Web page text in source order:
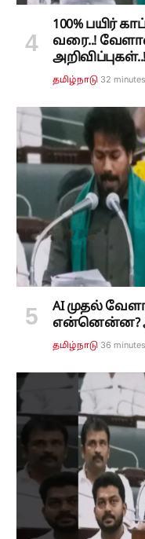
100% பயிர்
வரை..!
தமிழ்நாடு 32
AI முதல்
என்னென்ன?
தமிழ்நாடு 36